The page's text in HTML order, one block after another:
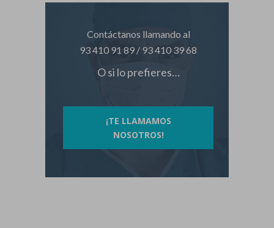
Contáctanos llamando al
93 410 91 89 / 93 410 39 68
O si lo prefieres…
¡TE LLAMAMOS
NOSOTROS!